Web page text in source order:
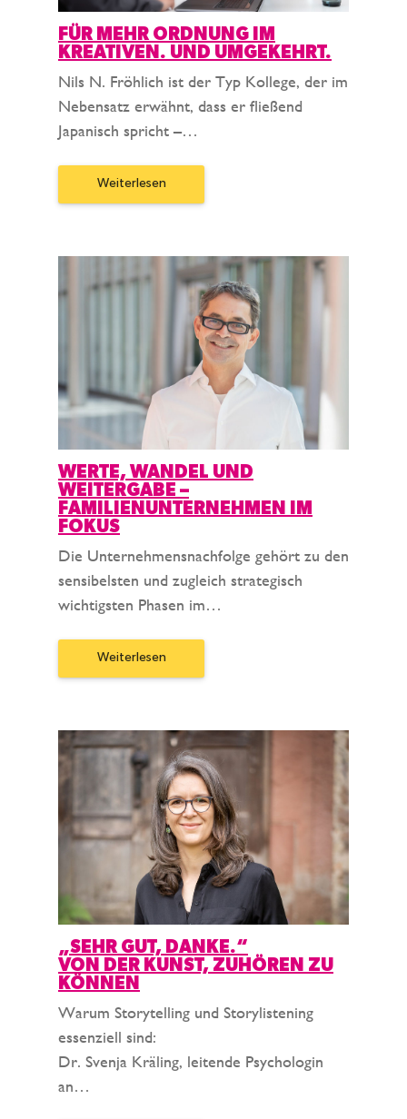
FÜR MEHR ORDNUNG IM
KREATIVEN. UND UMGEKEHRT.
Nils N. Fröhlich ist der Typ Kollege, der im
Nebensatz erwähnt, dass er fließend
Japanisch spricht –…
Weiterlesen
WERTE, WANDEL UND
WEITERGABE –
FAMILIENUNTERNEHMEN IM
FOKUS
Die Unternehmensnachfolge gehört zu den
sensibelsten und zugleich strategisch
wichtigsten Phasen im…
Weiterlesen
„SEHR GUT, DANKE.“
VON DER KUNST, ZUHÖREN ZU
KÖNNEN
Warum Storytelling und Storylistening
essenziell sind:
Dr. Svenja Kräling, leitende Psychologin
an…